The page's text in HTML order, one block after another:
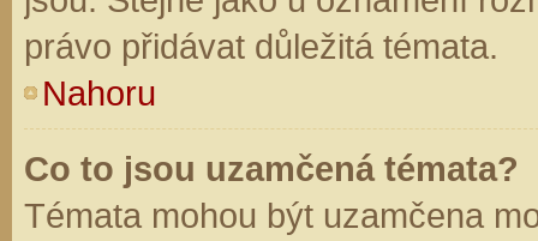
právo přidávat důležitá témata.
Nahoru
Co to jsou uzamčená témata?
Témata mohou být uzamčena